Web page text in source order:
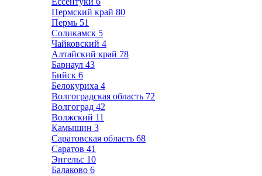
Пермский край 80
Пермь 51
Соликамск 5
Чайковский 4
Алтайский край 78
Барнаул 43
Бийск 6
Белокуриха 4
Волгоградская область 72
Волгоград 42
Волжский 11
Камышин 3
Саратовская область 68
Саратов 41
Энгельс 10
Балаково 6